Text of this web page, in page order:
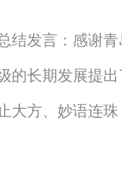
结发言：感谢
的长期发展提
大方、妙语连